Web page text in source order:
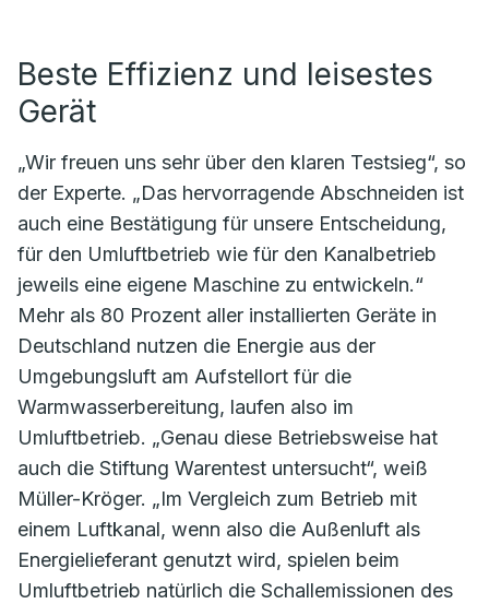
Beste Effizienz und leisestes
Gerät
„Wir freuen uns sehr über den klaren Testsieg“, so
der Experte. „Das hervorragende Abschneiden ist
auch eine Bestätigung für unsere Entscheidung,
für den Umluftbetrieb wie für den Kanalbetrieb
jeweils eine eigene Maschine zu entwickeln.“
Mehr als 80 Prozent aller installierten Geräte in
Deutschland nutzen die Energie aus der
Umgebungsluft am Aufstellort für die
Warmwasserbereitung, laufen also im
Umluftbetrieb. „Genau diese Betriebsweise hat
auch die Stiftung Warentest untersucht“, weiß
Müller-Kröger. „Im Vergleich zum Betrieb mit
einem Luftkanal, wenn also die Außenluft als
Energielieferant genutzt wird, spielen beim
Umluftbetrieb natürlich die Schallemissionen des